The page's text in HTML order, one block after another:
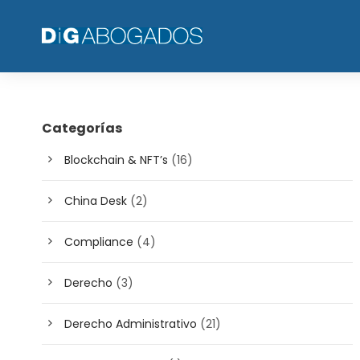
Categorías
Blockchain & NFT’s (16)
China Desk (2)
Compliance (4)
Derecho (3)
Derecho Administrativo (21)